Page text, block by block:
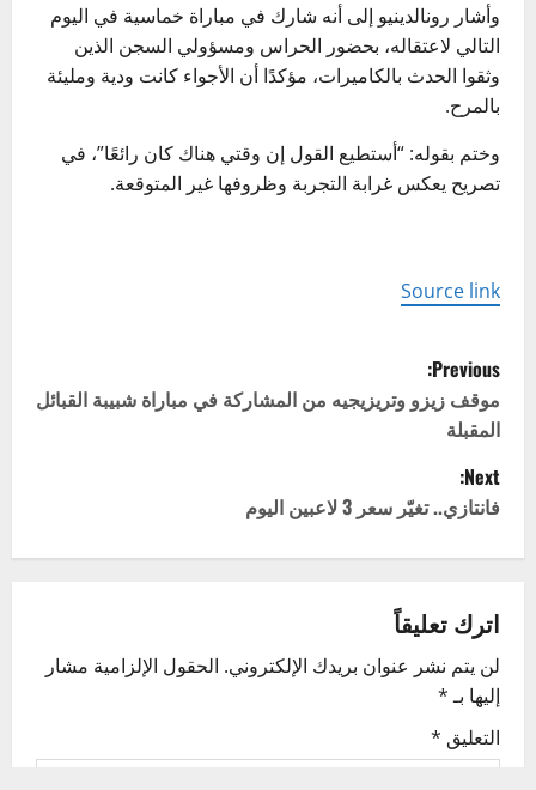
وأشار رونالدينيو إلى أنه شارك في مباراة خماسية في اليوم
التالي لاعتقاله، بحضور الحراس ومسؤولي السجن الذين
وثقوا الحدث بالكاميرات، مؤكدًا أن الأجواء كانت ودية ومليئة
بالمرح.
وختم بقوله: “أستطيع القول إن وقتي هناك كان رائعًا”، في
تصريح يعكس غرابة التجربة وظروفها غير المتوقعة.
Source link
P
o
s
t
n
a
v
i
g
Previous:
موقف زيزو وتريزيجيه من المشاركة في مباراة شبيبة القبائل
المقبلة
Next:
فانتازي.. تغيّر سعر 3 لاعبين اليوم
اترك تعليقاً
لن يتم نشر عنوان بريدك الإلكتروني. الحقول الإلزامية مشار
إليها بـ*
التعليق *